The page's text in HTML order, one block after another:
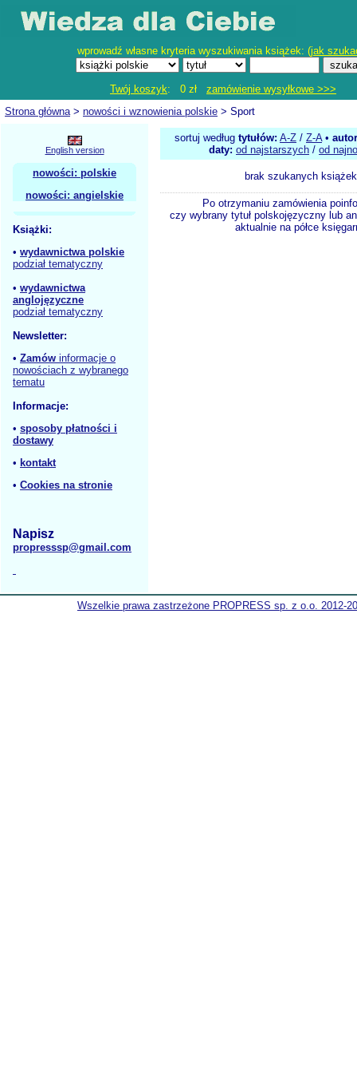
wprowadź własne kryteria wyszukiwania książek: (jak
Twój koszyk: 0 zł zamówienie wysyłkowe >>>
Strona główna> nowości i wznowienia polskie > Sport
English version
nowości: polskie
nowości: angielskie
Książki:
• wydawnictwa polskie
podział tematyczny
• wydawnictwa
anglojęzyczne
podział tematyczny
Newsletter:
• Zamów informacje o
nowościach z wybranego
tematu
Informacje:
• sposoby płatności i
dostawy
• kontakt
• Cookies na stronie
Napisz
propresssp@gmail.com
sortuj według tytułów: A-Z / Z-A•
daty: od najstarszych / od
brak szukanych książek
Po otrzymaniu zamówienia
czy wybrany tytuł polskojęzyczny lub
aktualnie na półce
Wszelkie prawa zastrzeżone PROPRESS sp. z o.o. 2012-